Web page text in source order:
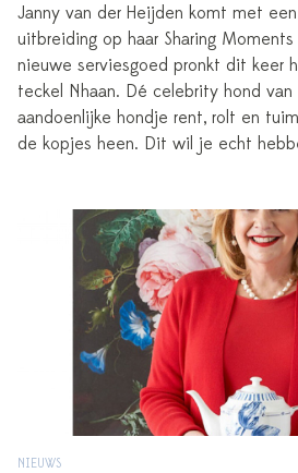
Janny van der Heijden komt met
uitbreiding op haar Sharing
nieuwe serviesgoed pronkt dit keer
teckel Nhaan. Dé celebrity hond van
aandoenlijke hondje rent, rolt en
de kopjes heen. Dit wil je echt
NIEUWS